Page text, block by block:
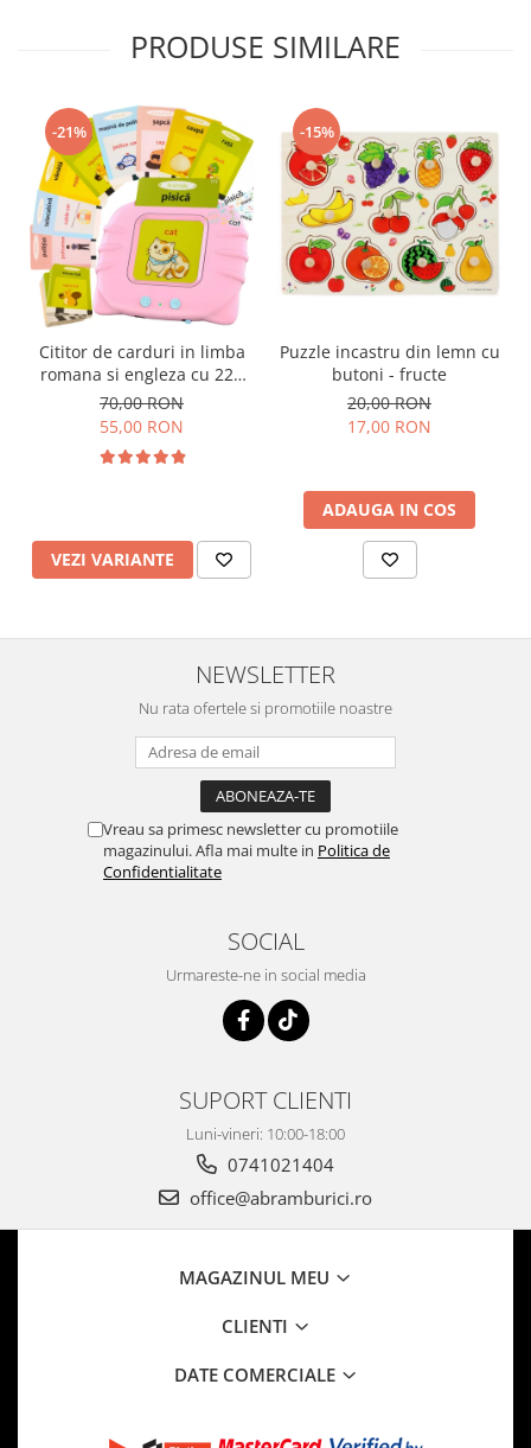
PRODUSE SIMILARE
-21%
Cititor de carduri in limba
romana si engleza cu 224
de imagini si sunete,
incarcare USB
70,00 RON
55,00 RON
VEZI VARIANTE
-15%
Puzzle incastru din lemn cu
butoni - fructe
20,00 RON
17,00 RON
ADAUGA IN COS
NEWSLETTER
Nu rata ofertele si promotiile noastre
Vreau sa primesc newsletter cu promotiile
magazinului. Afla mai multe in Politica de
Confidentialitate
SOCIAL
Urmareste-ne in social media
SUPORT CLIENTI
Luni-vineri: 10:00-18:00
0741021404
office@abramburici.ro
MAGAZINUL MEU
CLIENTI
DATE COMERCIALE